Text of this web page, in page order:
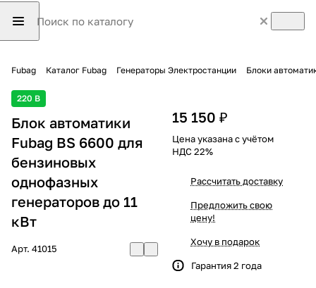
Fubag Каталог Fubag Генераторы Электростанции Блоки
220 В
Блок автоматики
Fubag BS 6600 для
бензиновых
однофазных
генераторов до 11
кВт
Арт. 41015
15 150 ₽
Цена указана с учётом
НДС 22%
Рассчитать доставку
Предложить свою
цену!
Хочу в подарок
Гарантия 2 года